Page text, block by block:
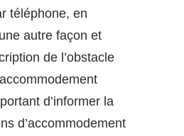
téléphone, en
autre façon et
de l’obstacle
d’informer la
d’accommodement